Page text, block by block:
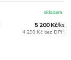
5 200 Kč/ks
4 298 Kč bez DPH
skladem